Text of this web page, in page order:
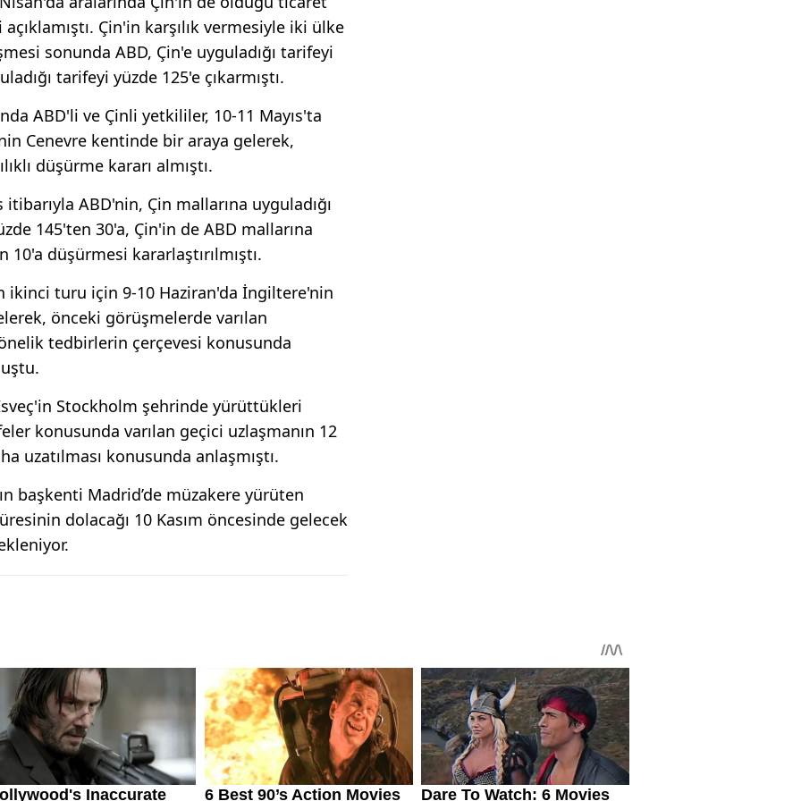
Çin'in karşılık vermesiyle iki ülke
sonunda ABD, Çin'e uyguladığı tarifeyi
tarifeyi yüzde 125'e çıkarmıştı.
ABD'li ve Çinli yetkililer, 10-11 Mayıs'ta
Cenevre kentinde bir araya gelerek,
düşürme kararı almıştı.
ABD'nin, Çin mallarına uyguladığı
145'ten 30'a, Çin'in de ABD mallarına
10'a düşürmesi kararlaştırılmıştı.
turu için 9-10 Haziran'da İngiltere'nin
önceki görüşmelerde varılan
tedbirlerin çerçevesi konusunda
Stockholm şehrinde yürüttükleri
konusunda varılan geçici uzlaşmanın 12
uzatılması konusunda anlaşmıştı.
başkenti Madrid’de müzakere yürüten
dolacağı 10 Kasım öncesinde gelecek